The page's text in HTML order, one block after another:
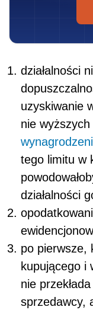
działalności
uzyskiwanie
nie
tego limitu w
działalności
po pierwsze,
kupującego i
nie
sprzedawcy,